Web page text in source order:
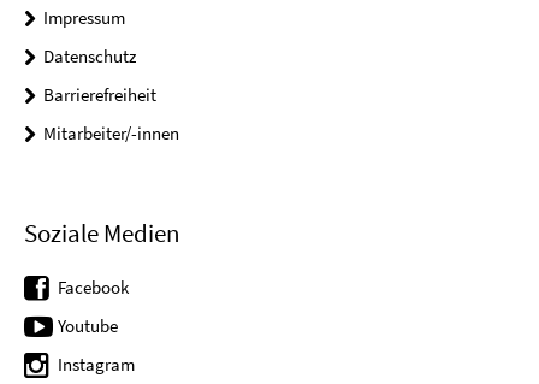
Impressum
Datenschutz
Barrierefreiheit
Mitarbeiter/-innen
Soziale Medien
Facebook
Youtube
Instagram